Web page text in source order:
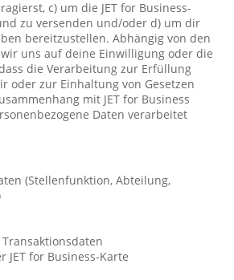
c) um die JET for Business-
zu versenden und/oder d) um dir
bereitzustellen. Abhängig von den
uns auf deine Einwilligung oder die
die Verarbeitung zur Erfüllung
oder zur Einhaltung von Gesetzen
mit JET for Business
Daten verarbeitet
(Stellenfunktion, Abteilung,
JET for Business-Karte